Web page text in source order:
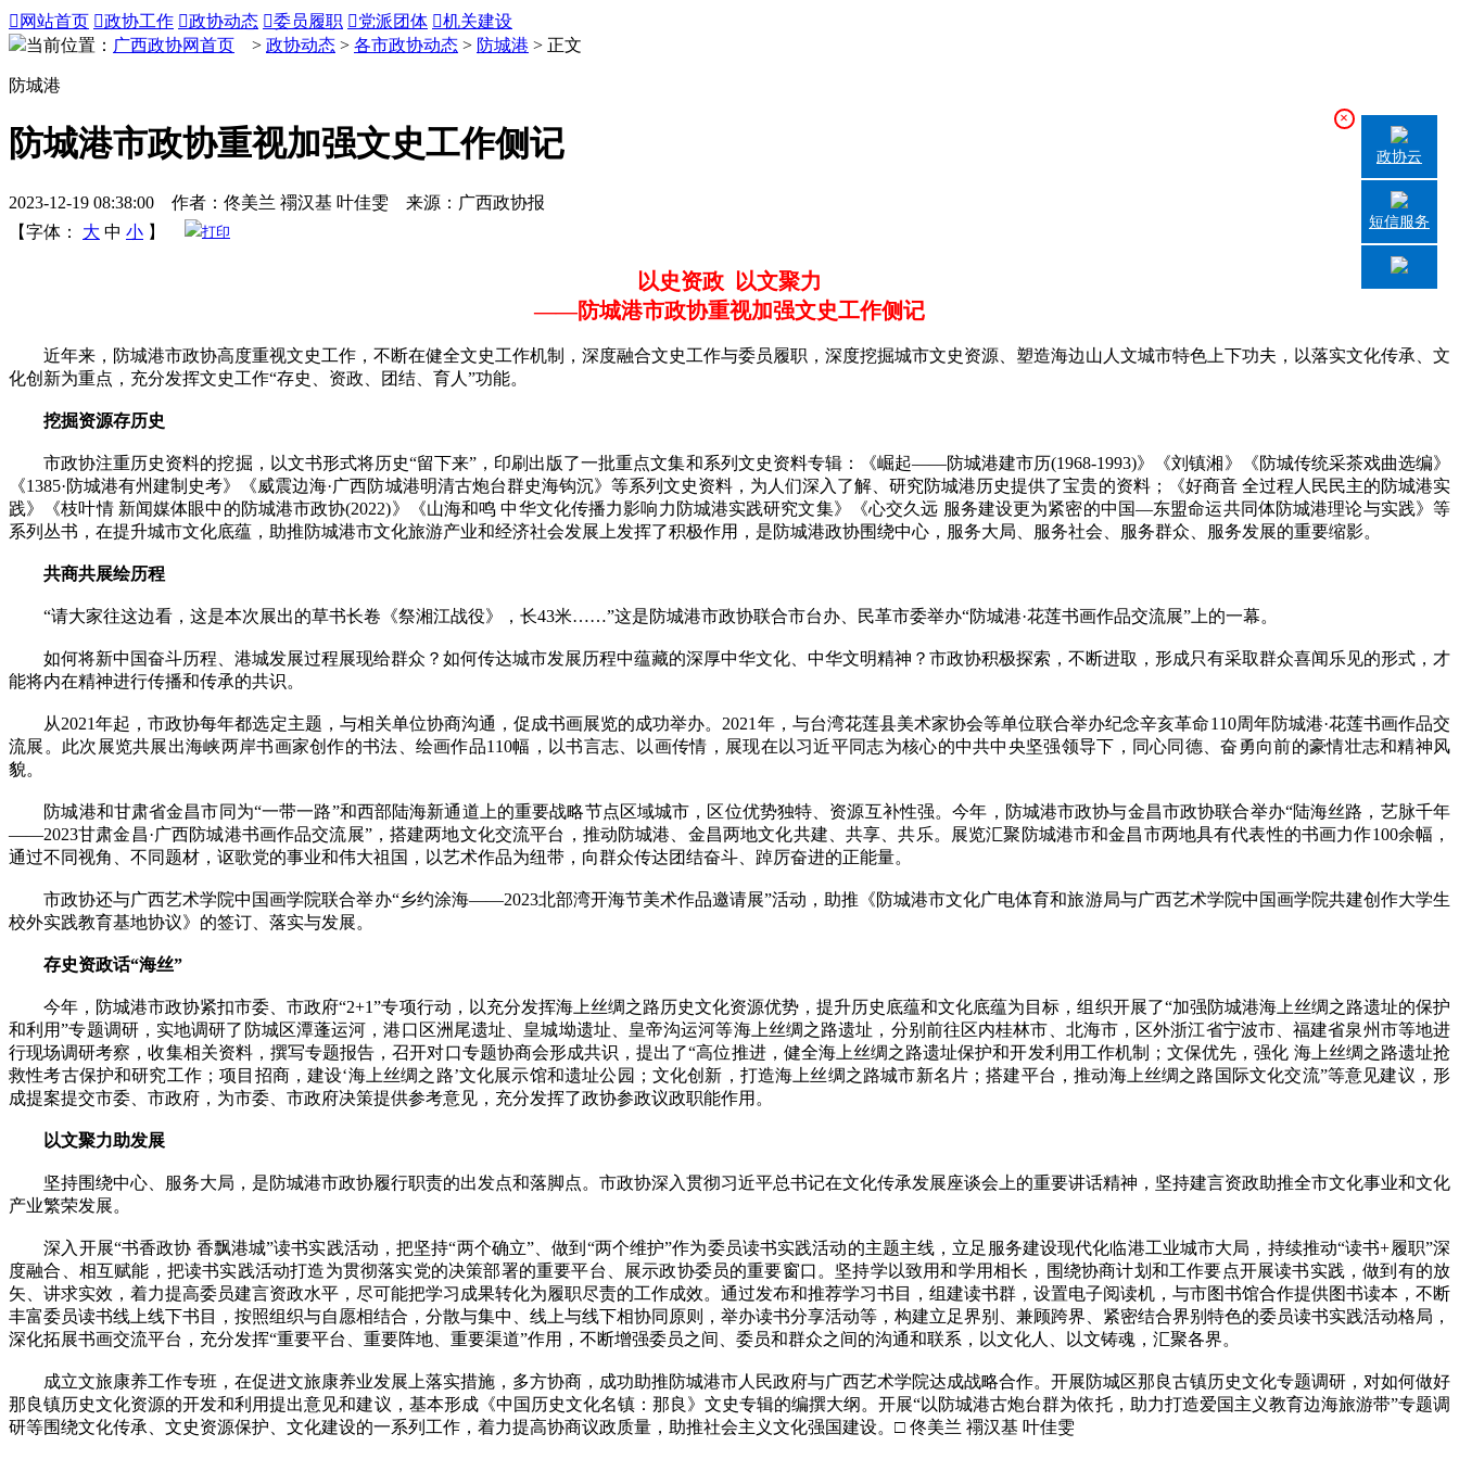
 网站首页 政协工作 政协动态 委员履职 党派团体 机关建设
当前位置： 广西政协网首页 > 政协动态 > 各市政协动态 > 防城港 > 正文
防城港
防城港市政协重视加强文史工作侧记
2023-12-19 08:38:00 作者：佟美兰 禤汉基 叶佳雯 来源：广西政协报
【字体：
大 中 小 】 打印
以史资政 以文聚力
——防城港市政协重视加强文史工作侧记
近年来，防城港市政协高度重视文史工作，不断在健全文史工作机制，深度融合文史工作与委员履职，深度挖掘城市文史资源、塑造海边山人文城市特色上下功夫，以落实文化传承、文
化创新为重点，充分发挥文史工作“存史、资政、团结、育人”功能。
挖掘资源存历史
市政协注重历史资料的挖掘，以文书形式将历史“留下来”，印刷出版了一批重点文集和系列文史资料专辑：《崛起——防城港建市历(1968-1993)》《刘镇湘》《防城传统采茶戏曲选编》
《1385·防城港有州建制史考》《威震边海·广西防城港明清古炮台群史海钩沉》等系列文史资料，为人们深入了解、研究防城港历史提供了宝贵的资料；《好商音 全过程人民民主的防城港实
践》《枝叶情 新闻媒体眼中的防城港市政协(2022)》《山海和鸣 中华文化传播力影响力防城港实践研究文集》《心交久远 服务建设更为紧密的中国—东盟命运共同体防城港理论与实践》等
系列丛书，在提升城市文化底蕴，助推防城港市文化旅游产业和经济社会发展上发挥了积极作用，是防城港政协围绕中心，服务大局、服务社会、服务群众、服务发展的重要缩影。
共商共展绘历程
“请大家往这边看，这是本次展出的草书长卷《祭湘江战役》，长43米……”这是防城港市政协联合市台办、民革市委举办“防城港·花莲书画作品交流展”上的一幕。
如何将新中国奋斗历程、港城发展过程展现给群众？如何传达城市发展历程中蕴藏的深厚中华文化、中华文明精神？市政协积极探索，不断进取，形成只有采取群众喜闻乐见的形式，才
能将内在精神进行传播和传承的共识。
从2021年起，市政协每年都选定主题，与相关单位协商沟通，促成书画展览的成功举办。2021年，与台湾花莲县美术家协会等单位联合举办纪念辛亥革命110周年防城港·花莲书画作品交
流展。此次展览共展出海峡两岸书画家创作的书法、绘画作品110幅，以书言志、以画传情，展现在以习近平同志为核心的中共中央坚强领导下，同心同德、奋勇向前的豪情壮志和精神风
貌。
防城港和甘肃省金昌市同为“一带一路”和西部陆海新通道上的重要战略节点区域城市，区位优势独特、资源互补性强。今年，防城港市政协与金昌市政协联合举办“陆海丝路，艺脉千年
——2023甘肃金昌·广西防城港书画作品交流展”，搭建两地文化交流平台，推动防城港、金昌两地文化共建、共享、共乐。展览汇聚防城港市和金昌市两地具有代表性的书画力作100余幅，
通过不同视角、不同题材，讴歌党的事业和伟大祖国，以艺术作品为纽带，向群众传达团结奋斗、踔厉奋进的正能量。
市政协还与广西艺术学院中国画学院联合举办“乡约涂海——2023北部湾开海节美术作品邀请展”活动，助推《防城港市文化广电体育和旅游局与广西艺术学院中国画学院共建创作大学生
校外实践教育基地协议》的签订、落实与发展。
存史资政话“海丝”
今年，防城港市政协紧扣市委、市政府“2+1”专项行动，以充分发挥海上丝绸之路历史文化资源优势，提升历史底蕴和文化底蕴为目标，组织开展了“加强防城港海上丝绸之路遗址的保护
和利用”专题调研，实地调研了防城区潭蓬运河，港口区洲尾遗址、皇城坳遗址、皇帝沟运河等海上丝绸之路遗址，分别前往区内桂林市、北海市，区外浙江省宁波市、福建省泉州市等地进
行现场调研考察，收集相关资料，撰写专题报告，召开对口专题协商会形成共识，提出了“高位推进，健全海上丝绸之路遗址保护和开发利用工作机制；文保优先，强化 海上丝绸之路遗址抢
救性考古保护和研究工作；项目招商，建设‘海上丝绸之路’文化展示馆和遗址公园；文化创新，打造海上丝绸之路城市新名片；搭建平台，推动海上丝绸之路国际文化交流”等意见建议，形
成提案提交市委、市政府，为市委、市政府决策提供参考意见，充分发挥了政协参政议政职能作用。
以文聚力助发展
坚持围绕中心、服务大局，是防城港市政协履行职责的出发点和落脚点。市政协深入贯彻习近平总书记在文化传承发展座谈会上的重要讲话精神，坚持建言资政助推全市文化事业和文化
产业繁荣发展。
深入开展“书香政协 香飘港城”读书实践活动，把坚持“两个确立”、做到“两个维护”作为委员读书实践活动的主题主线，立足服务建设现代化临港工业城市大局，持续推动“读书+履职”深
度融合、相互赋能，把读书实践活动打造为贯彻落实党的决策部署的重要平台、展示政协委员的重要窗口。坚持学以致用和学用相长，围绕协商计划和工作要点开展读书实践，做到有的放
矢、讲求实效，着力提高委员建言资政水平，尽可能把学习成果转化为履职尽责的工作成效。通过发布和推荐学习书目，组建读书群，设置电子阅读机，与市图书馆合作提供图书读本，不断
丰富委员读书线上线下书目，按照组织与自愿相结合，分散与集中、线上与线下相协同原则，举办读书分享活动等，构建立足界别、兼顾跨界、紧密结合界别特色的委员读书实践活动格局，
深化拓展书画交流平台，充分发挥“重要平台、重要阵地、重要渠道”作用，不断增强委员之间、委员和群众之间的沟通和联系，以文化人、以文铸魂，汇聚各界。
成立文旅康养工作专班，在促进文旅康养业发展上落实措施，多方协商，成功助推防城港市人民政府与广西艺术学院达成战略合作。开展防城区那良古镇历史文化专题调研，对如何做好
那良镇历史文化资源的开发和利用提出意见和建议，基本形成《中国历史文化名镇：那良》文史专辑的编撰大纲。开展“以防城港古炮台群为依托，助力打造爱国主义教育边海旅游带”专题调
研等围绕文化传承、文史资源保护、文化建设的一系列工作，着力提高协商议政质量，助推社会主义文化强国建设。□ 佟美兰 禤汉基 叶佳雯
×
政协云
短信服务